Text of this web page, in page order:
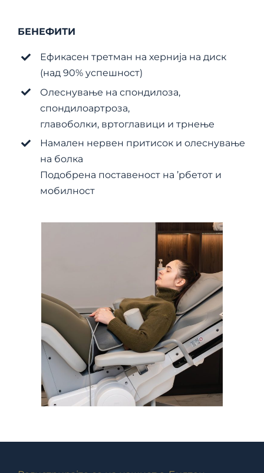
БЕНЕФИТИ
Ефикасен третман на хернија на диск
(над 90% успeшност)
Олеснување на спондилоза,
спондилоартроза,
главоболки, вртоглавици и трнење
Намален нервен притисок и олеснување
на болка
Подобрена поставеност на ’рбетот и
мобилност